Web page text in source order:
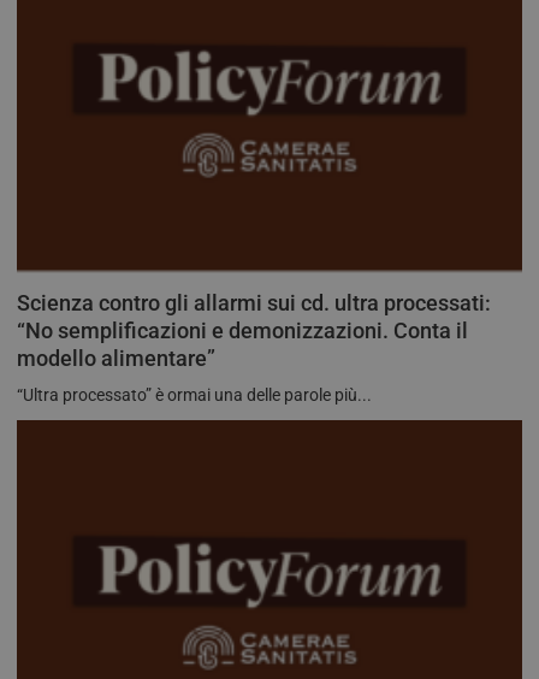
Scienza contro gli allarmi sui cd. ultra processati:
“No semplificazioni e demonizzazioni. Conta il
modello alimentare”
“Ultra processato” è ormai una delle parole più...